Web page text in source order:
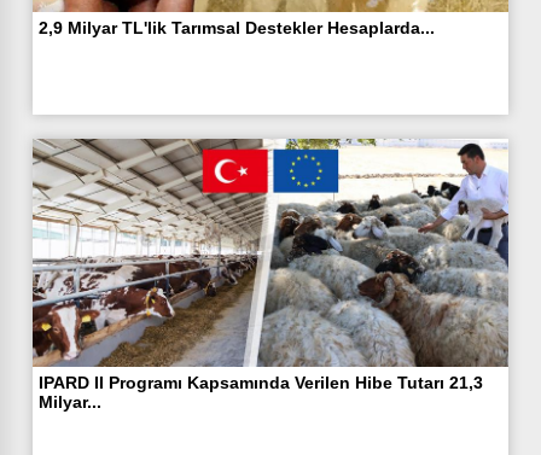
2,9 Milyar TL'lik Tarımsal Destekler Hesaplarda...
IPARD II Programı Kapsamında Verilen Hibe Tutarı 21,3
Milyar...